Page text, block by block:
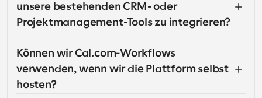
unsere bestehenden CRM- oder
Projektmanagement-Tools zu integrieren?
Können wir Cal.com-Workflows
verwenden, wenn wir die Plattform selbst
hosten?